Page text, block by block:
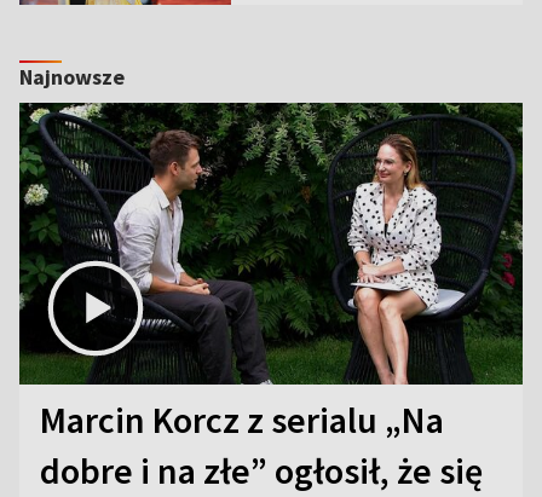
Najnowsze
Marcin Korcz z serialu „Na
dobre i na złe” ogłosił, że się